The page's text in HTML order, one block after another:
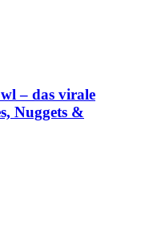
– das virale
Nuggets &